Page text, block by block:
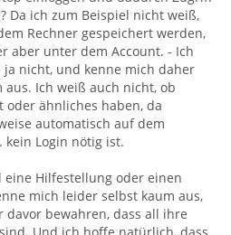
Da ich zum Beispiel nicht weiß,
Rechner gespeichert werden,
aber unter dem Account. - Ich
nicht, und kenne mich daher
Ich weiß auch nicht, ob
oder ähnliches haben, da
automatisch auf dem
kein Login nötig ist.
Hilfestellung oder einen
mich leider selbst kaum aus,
davor bewahren, dass all ihre